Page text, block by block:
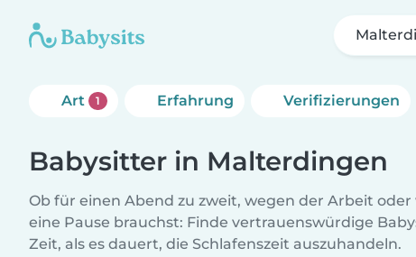
Art 1 Erfahrung Verifizierungen
Babysitter in Malterdingen
Ob für einen Abend zu zweit, wegen der Arbeit
eine Pause brauchst: Finde vertrauenswürdige
Zeit, als es dauert, die Schlafenszeit auszuhandeln.